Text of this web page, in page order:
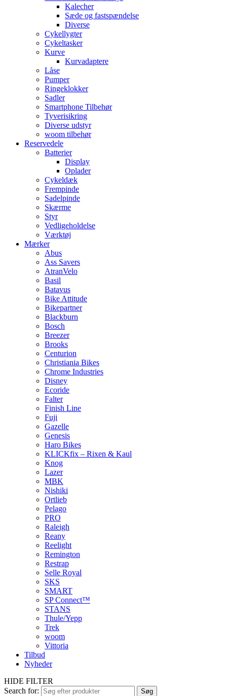
Kalecher
Sæde og fastspændelse
Diverse
Cykellygter
Cykeltasker
Kurve
Kurvadaptere
Låse
Pumper
Ringeklokker
Sadler
Smartphone Tilbehør
Tyverisikring
Diverse udstyr
woom tilbehør
Reservedele
Batterier
Display
Oplader
Cykeldæk
Frempinde
Sadelpinde
Skærme
Styr
Vedligeholdelse
Værktøj
Mærker
Abus
Ass Savers
AtranVelo
Basil
Batavus
Bike Attitude
Bikepartner
Blackburn
Bosch
Breezer
Brooks
Centurion
Christiania Bikes
Chrome Industries
Disney
Ecoride
Falter
Finish Line
Fuji
Gazelle
Genesis
Haro Bikes
KLICKfix – Rixen & Kaul
Knog
Lazer
MBK
Nishiki
Ortlieb
Pelago
PRO
Raleigh
Reany
Reelight
Remington
Restrap
Selle Royal
SKS
SMART
SP Connect™
STANS
Thule/Yepp
Trek
woom
Vittoria
Tilbud
Nyheder
HIDE FILTER
Search for:
Søg